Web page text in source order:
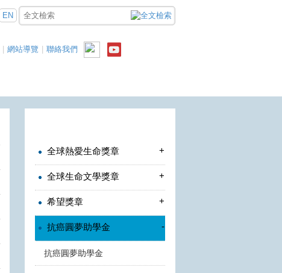
EN
網站導覽 聯絡我們
全球熱愛生命獎章 +
全球生命文學獎章 +
希望獎章 +
抗癌圓夢助學金 -
抗癌圓夢助學金